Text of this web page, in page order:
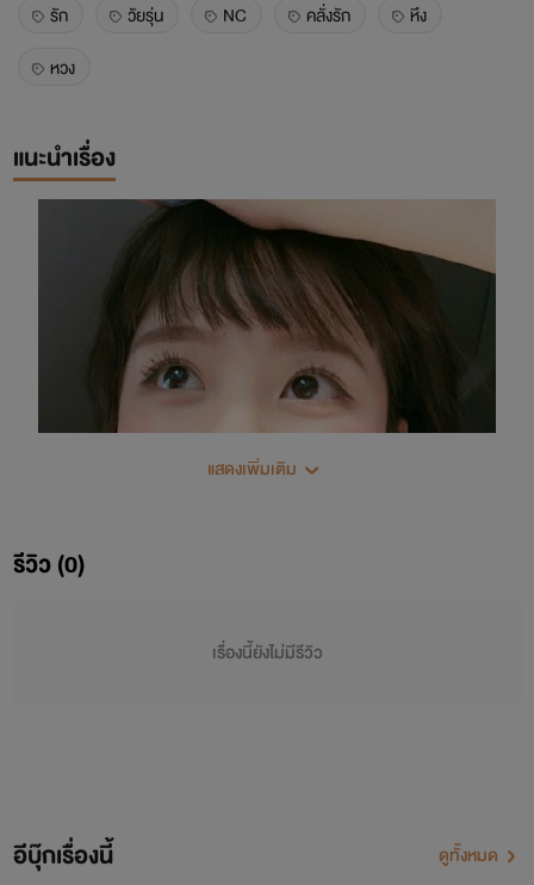
รัก วัยรุ่น NC คลั่งรัก
หึง
หวง
แนะนำเรื่อง
เพราะเขาคือแฟนของคนที่เธอรู้จัก และเขาคือคนที่ปล้นจูบไปจาก
แสดงเพิ่มเติม
รีวิว (0)
เรื่องนี้ยังไม่มีรีวิว
อีบุ๊กเรื่องนี้ ดูทั้งหมด